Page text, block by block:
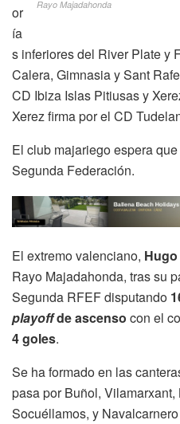
Rayo Majadahonda
or
ía
s inferiores del River Plate y
Calera, Gimnasia y Sant
CD Ibiza Islas Pitiusas y
Xerez firma por el CD
El club majariego espera
Segunda Federación.
El extremo valenciano,
Rayo Majadahonda, tras su
Segunda RFEF disputando
playoffde ascenso con el
4 goles.
Se ha formado en las
pasa por Buñol,
Socuéllamos, y